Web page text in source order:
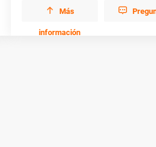
 Más
información
